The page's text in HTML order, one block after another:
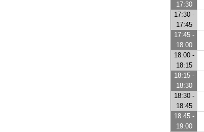
17:30
17:30 -
17:45
17:45 -
18:00
18:00 -
18:15
18:15 -
18:30
18:30 -
18:45
18:45 -
19:00